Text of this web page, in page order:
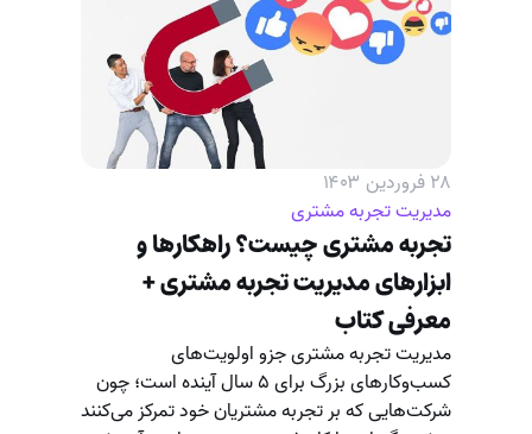
۲۸ فروردین ۱۴۰۳
مدیریت تجربه مشتری
تجربه مشتری چیست؟ راهکارها و
ابزارهای مدیریت تجربه مشتری +
معرفی کتاب
مدیریت تجربه مشتری جزو اولویت‌های
کسب‌وکارهای بزرگ برای ۵ سال آینده است؛ چون
شرکت‌هایی که بر تجربه مشتریان خود تمرکز می‌کنند